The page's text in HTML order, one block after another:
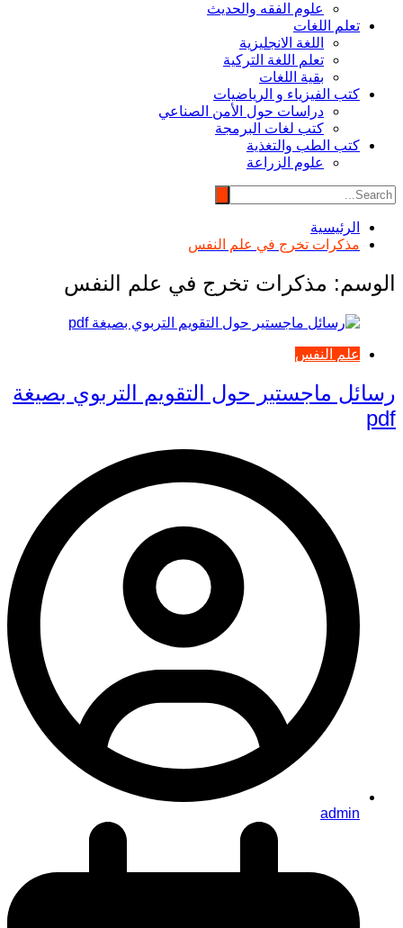
علوم الفقه والحديث
تعلم اللغات
اللغة الانجليزية
تعلم اللغة التركية
بقية اللغات
كتب الفيزياء و الرياضيات
دراسات حول الأمن الصناعي
كتب لغات البرمجة
كتب الطب والتغذية
علوم الزراعة
الرئيسية
مذكرات تخرج في علم النفس
الوسم: مذكرات تخرج في علم النفس
علم النفس
رسائل ماجستير حول التقويم التربوي بصيغة
pdf
admin